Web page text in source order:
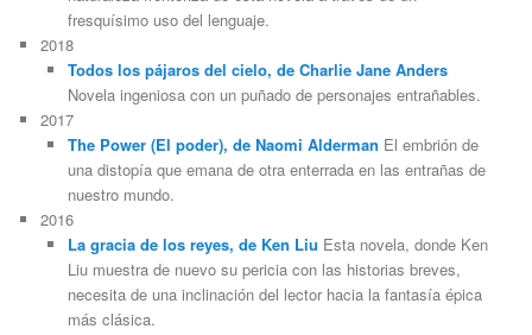
fresquísimo uso del lenguaje.
2018
Todos los pájaros del cielo, de Charlie Jane Anders
Novela ingeniosa con un puñado de personajes entrañables.
2017
The Power (El poder), de Naomi Alderman El embrión de
una distopía que emana de otra enterrada en las entrañas de
nuestro mundo.
2016
La gracia de los reyes, de Ken Liu Esta novela, donde Ken
Liu muestra de nuevo su pericia con las historias breves,
necesita de una inclinación del lector hacia la fantasía épica
más clásica.